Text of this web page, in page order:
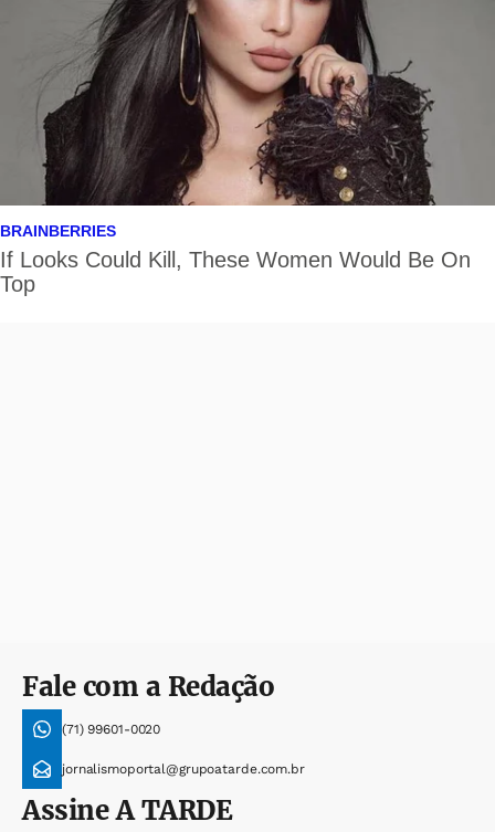
Fale com a Redação
(71) 99601-0020
jornalismoportal@grupoatarde.com.br
AssineA TARDE